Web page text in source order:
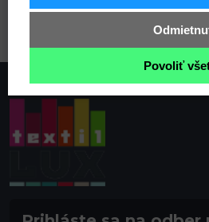
Povoliť